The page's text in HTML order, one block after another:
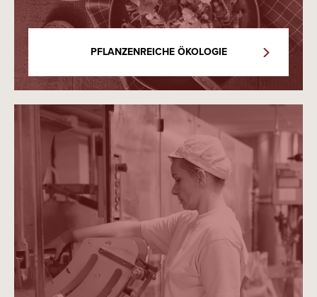
PFLANZENREICHE ÖKOLOGIE